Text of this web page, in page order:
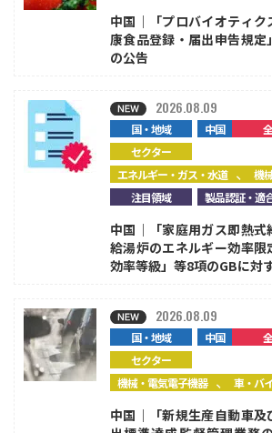
中国｜「プロバイオティ
康食品登録・届出申告規
の公告
国・地域 中国
セクター
エネルギー・ガス・水道 、機
注目領域
製品認証・適
2026.08.09
中国｜「家庭用ガス即熱
給湯炉のエネルギー効率限
効率等級」等8項のGBに対
国・地域 中国
セクター
機械・電気電子機器 、車・バ
2026.08.09
中国｜「新規生産自動車